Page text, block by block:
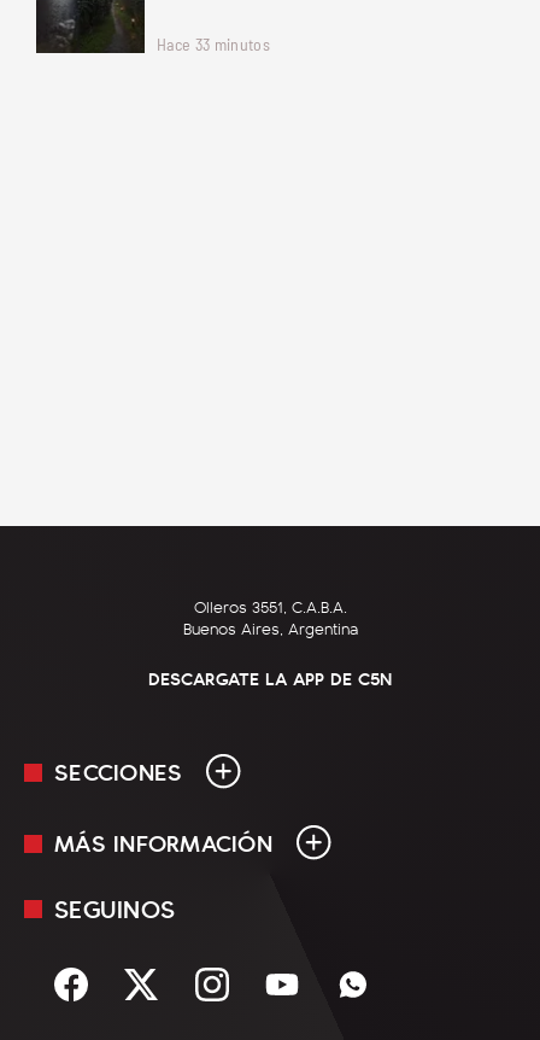
Hace 33 minutos
Olleros 3551, C.A.B.A.
Buenos Aires, Argentina
DESCARGATE LA APP DE C5N
SECCIONES
En Vivo
Sociedad
MÁS INFORMACIÓN
Mediakit
Términos y condiciones
SEGUINOS